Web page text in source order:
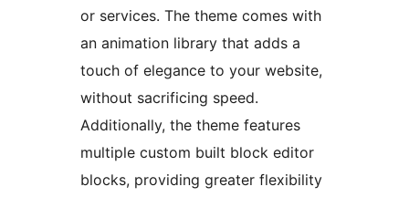
or services. The theme comes with
an animation library that adds a
touch of elegance to your website,
without sacrificing speed.
Additionally, the theme features
multiple custom built block editor
blocks, providing greater flexibility